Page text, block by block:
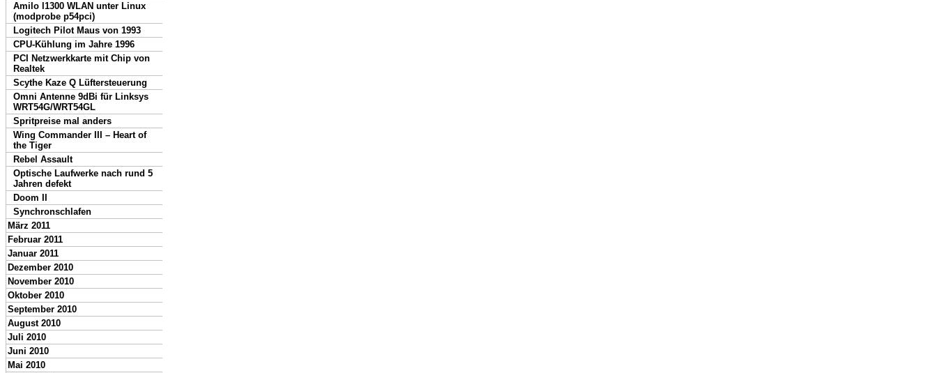
Amilo l1300 WLAN unter Linux
(modprobe p54pci)
Logitech Pilot Maus von 1993
CPU-Kühlung im Jahre 1996
PCI Netzwerkkarte mit Chip von
Realtek
Scythe Kaze Q Lüftersteuerung
Omni Antenne 9dBi für Linksys
WRT54G/WRT54GL
Spritpreise mal anders
Wing Commander III – Heart of
the Tiger
Rebel Assault
Optische Laufwerke nach rund 5
Jahren defekt
Doom II
Synchronschlafen
März 2011
Februar 2011
Januar 2011
Dezember 2010
November 2010
Oktober 2010
September 2010
August 2010
Juli 2010
Juni 2010
Mai 2010